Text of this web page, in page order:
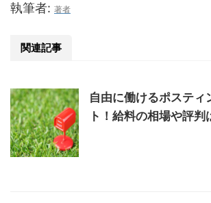
執筆者: 著者
関連記事
自由に働けるポスティ
ト！給料の相場や評判